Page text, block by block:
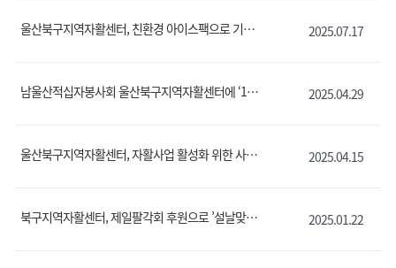
울산북구지역자활센터, 친환경 아이스팩으로 기후위기에 대응하다. 2025.07.17
남울산적십자봉사회 울산북구지역자활센터에 ‘150만원 라면 상당’ 전달 2025.04.29
울산북구지역자활센터, 자활사업 활성화 위한 사업단리더 제주연수 실시 2025.04.15
북구지역자활센터, 제일팔각회 후원으로 ’설날맞이 떡국 전달 ’ 2025.01.22